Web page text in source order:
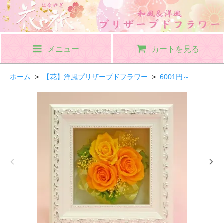
メニュー カートを見る
ホーム > 【花】洋風プリザーブドフラワー > 6001円～